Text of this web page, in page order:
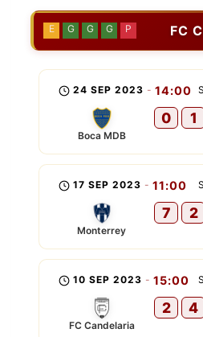
FC
E G G G P
24 SEP 2023 - 14:00
Boca MDB
0 1
17 SEP 2023 - 11:00
Monterrey
7 2
10 SEP 2023 - 15:00
FC Candelaria
2 4